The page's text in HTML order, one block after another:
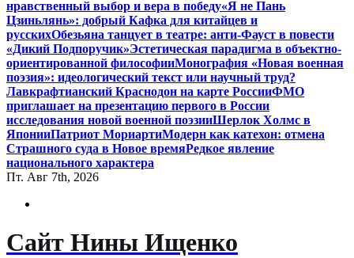
нравственный выбор и вера в победу«Я не Пань
Цзиньлянь»: добрый Кафка для китайцев и
русскихОбезьяна танцует в театре: анти-Фауст в повести
«Дикий Подпоручик»Эстетическая парадигма в объектно-
ориентированной философииМонография «Новая военная
поэзия»: идеологический текст или научный труд?
Лавкрафтианский Краснодон на карте РоссииФМО
приглашает на презентацию первого в России
исследования новой военной поэзииШерлок Холмс в
ЯпонииПатриот МориартиМодерн как катехон: отмена
Страшного суда в Новое времяРедкое явление
национального характера
Пт. Авг 7th, 2026
Сайт Нины Ищенко